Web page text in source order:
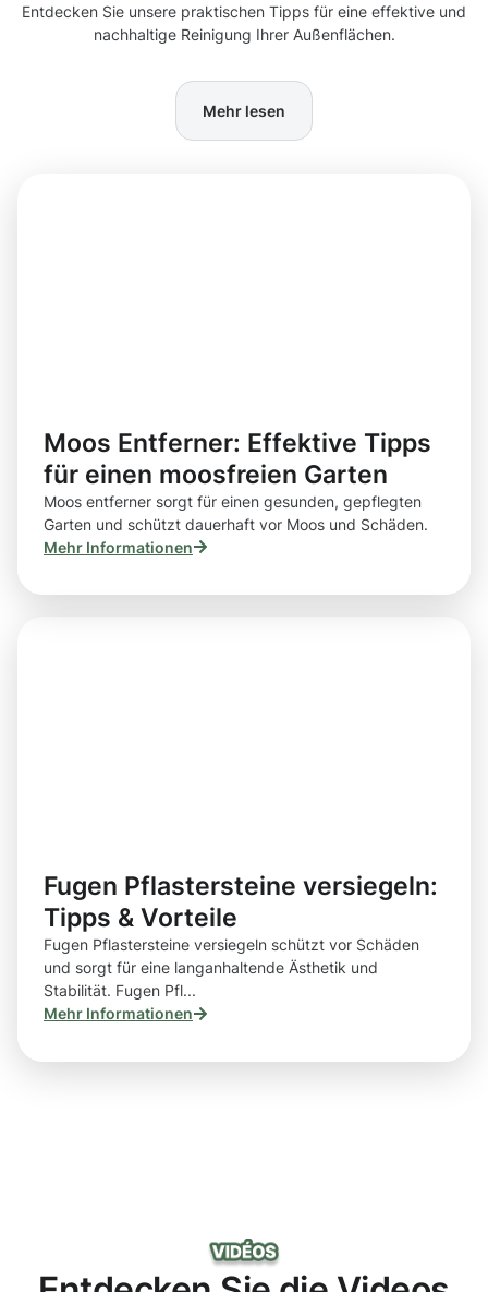
Entdecken Sie unsere praktischen Tipps für eine effektive und
nachhaltige Reinigung Ihrer Außenflächen.
Mehr lesen
Moos Entferner: Effektive Tipps
für einen moosfreien Garten
Moos entferner sorgt für einen gesunden, gepflegten
Garten und schützt dauerhaft vor Moos und Schäden.
Mehr Informationen
Fugen Pflastersteine versiegeln:
Tipps & Vorteile
Fugen Pflastersteine versiegeln schützt vor Schäden
und sorgt für eine langanhaltende Ästhetik und
Stabilität. Fugen Pfl...
Mehr Informationen